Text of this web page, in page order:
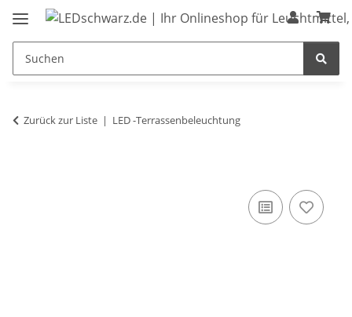
Zurück zur Liste LED -Terrassenbeleuchtung